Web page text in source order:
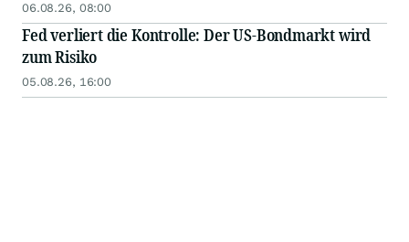
06.08.26, 08:00
Fed verliert die Kontrolle: Der US-Bondmarkt wird
zum Risiko
05.08.26, 16:00